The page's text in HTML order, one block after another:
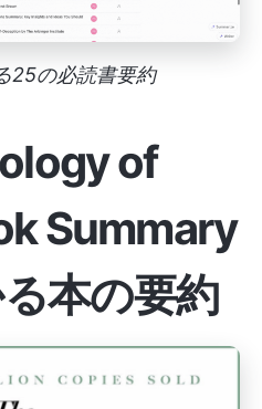
25の必読書要約
of
Summary
本の要約